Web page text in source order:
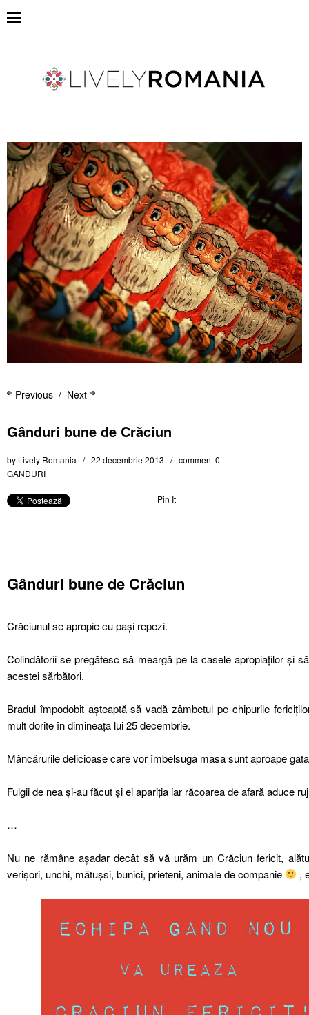
Next
Previous
Gânduri bune de Crăciun
by Lively Romania 22 decembrie 2013
comment 0
GȂNDURI
Pin It
Gânduri bune de Crăciun
Crăciunul se apropie cu paşi repezi.
Colindătorii se pregătesc să meargă pe la casele apropiaților şi
acestei sărbători.
Bradul împodobit aşteaptă să vadă zâmbetul pe chipurile
mult dorite în dimineața lui 25 decembrie.
Mâncărurile delicioase care vor îmbelsuga masa sunt aproape
Fulgii de nea şi-au făcut şi ei apariția iar răcoarea de afară aduce
…
Nu ne rămâne aşadar decât să vă urăm un Crăciun fericit,
verişori, unchi, mătuşsi, bunici, prieteni, animale de companie
,